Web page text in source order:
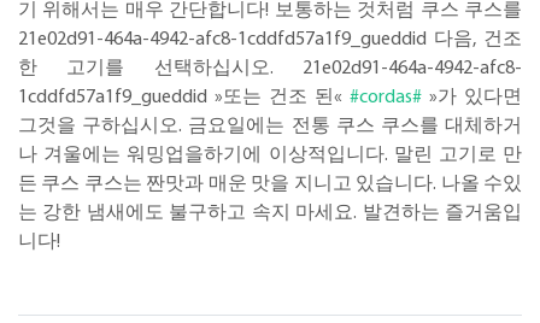
기 위해서는 매우 간단합니다! 보통하는 것처럼 쿠스 쿠스를
21e02d91-464a-4942-afc8-1cddfd57a1f9_gueddid 다음, 건조
한 고기를 선택하십시오. 21e02d91-464a-4942-afc8-
1cddfd57a1f9_gueddid »또는 건조 된« #cordas# »가 있다면
그것을 구하십시오. 금요일에는 전통 쿠스 쿠스를 대체하거
나 겨울에는 워밍업을하기에 이상적입니다. 말린 고기로 만
든 쿠스 쿠스는 짠맛과 매운 맛을 지니고 있습니다. 나올 수있
는 강한 냄새에도 불구하고 속지 마세요. 발견하는 즐거움입
니다!